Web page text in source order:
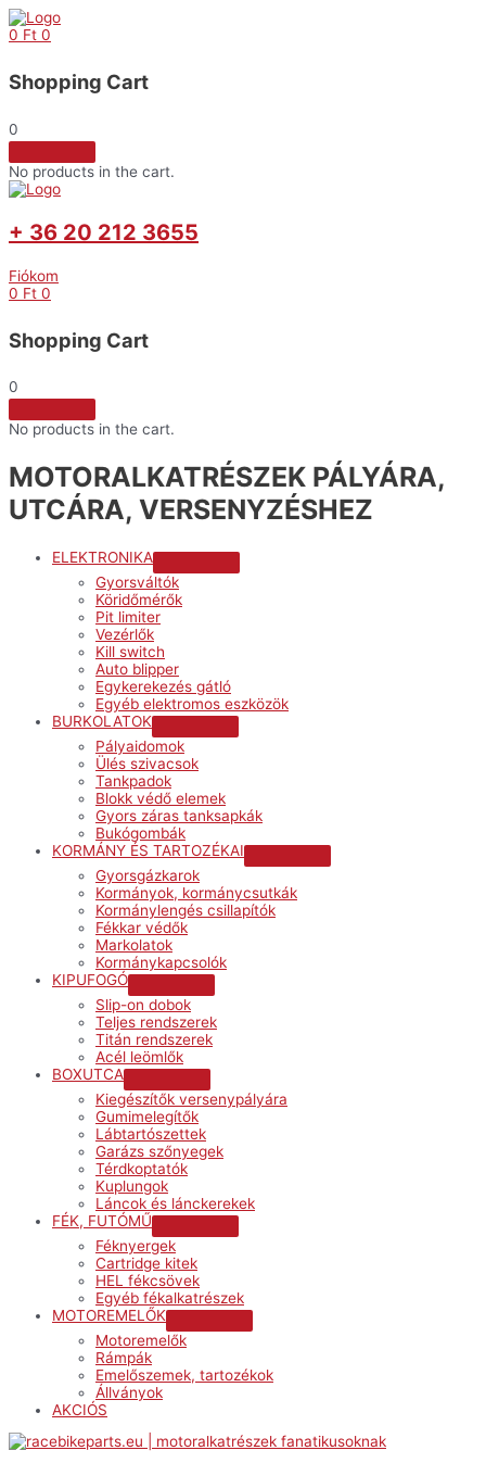
Skip
to
0 Ft 0
Shopping Cart
0
No products in the cart.
+ 36 20 212 3655
Fiókom
0 Ft 0
Shopping Cart
0
No products in the cart.
MOTORALKATRÉSZEK PÁLYÁRA,
UTCÁRA, VERSENYZÉSHEZ
ELEKTRONIKA
Gyorsváltók
Köridőmérők
Pit limiter
Vezérlők
Kill switch
Auto blipper
Egykerekezés gátló
Egyéb elektromos eszközök
BURKOLATOK
Pályaidomok
Ülés szivacsok
Tankpadok
Blokk védő elemek
Gyors záras tanksapkák
Bukógombák
KORMÁNY ÉS TARTOZÉKAI
Gyorsgázkarok
Kormányok, kormánycsutkák
Kormánylengés csillapítók
Fékkar védők
Markolatok
Kormánykapcsolók
KIPUFOGÓ
Toggle
Slip-on dobok
Teljes rendszerek
Titán rendszerek
Acél leömlők
BOXUTCA
Toggle
Kiegészítők versenypályára
Gumimelegítők
Lábtartószettek
Garázs szőnyegek
Térdkoptatók
Kuplungok
Láncok és lánckerekek
FÉK, FUTÓMŰ
Féknyergek
Cartridge kitek
HEL fékcsövek
Egyéb fékalkatrészek
MOTOREMELŐK
Motoremelők
Rámpák
Emelőszemek, tartozékok
Állványok
AKCIÓS
Menu